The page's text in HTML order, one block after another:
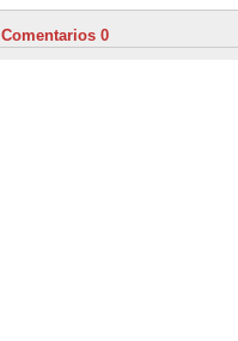
Comentarios 0